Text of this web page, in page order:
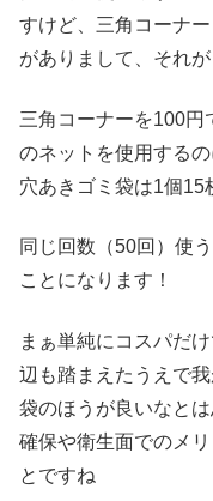
すけど、三角コーナ
がありまして、それ
三角コーナーを100円
のネットを使用する
穴あきゴミ袋は1個15
同じ回数（50回）使
ことになります！
まぁ単純にコスパだ
辺も踏まえたうえで
袋のほうが良いなと
確保や衛生面でのメ
とですね